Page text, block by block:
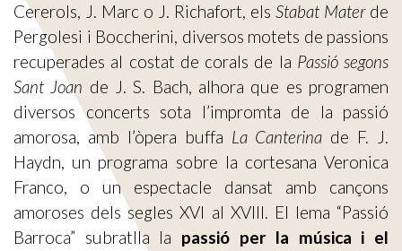
Cererols, J. Marc o J. Richafort, els Stabat Materde
Pergolesi i Boccherini, diversos motets de passions
recuperades al costat de corals de la Passió segons
Sant Joan de J. S. Bach, alhora que es programen
diversos concerts sota l’impromta de la passió
amorosa, amb l’òpera buffa La Canterina de F. J.
Haydn, un programa sobre la cortesana Veronica
Franco, o un espectacle dansat amb cançons
amoroses dels segles XVI al XVIII. El lema “Passió
Barroca” subratlla la passió per la música i el